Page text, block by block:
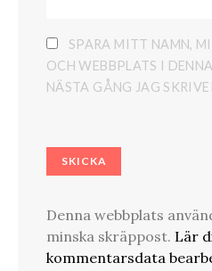
SPARA MITT NAMN,
OCH WEBBPLATS I
NÄSTA GÅNG JAG
Denna webbplats
minska skräppost. Lär
kommentarsdata